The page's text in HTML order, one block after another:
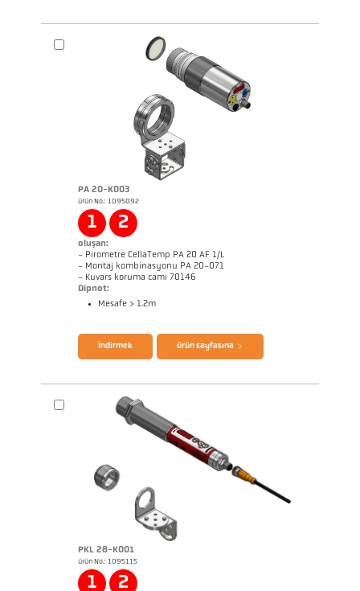
PA 20-K003
ürün No.: 1095092
1 2
oluşan:
- Pirometre CellaTemp PA 20 AF 1/L
- Montaj kombinasyonu PA 20-071
- Kuvars koruma camı 70146
Dipnot:
Mesafe > 1.2m
Başvururapor Alüminyum
3x
İndirmek ürün sayfasına
PKL 28-K001
ürün No.: 1095115
1 2